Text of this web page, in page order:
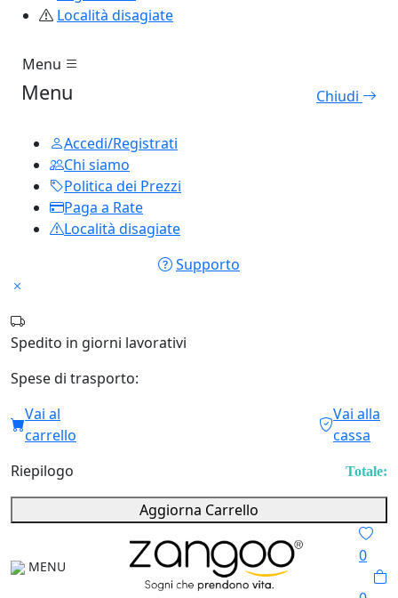
Località disagiate
Menu
Menu Chiudi
Accedi/Registrati
Chi siamo
Politica dei Prezzi
Paga a Rate
Località disagiate
Supporto
Spedito in giorni lavorativi
Spese di trasporto:
Vai al
carrello
Vai alla
cassa
Riepilogo
Totale:
Aggiorna Carrello
MENU
0